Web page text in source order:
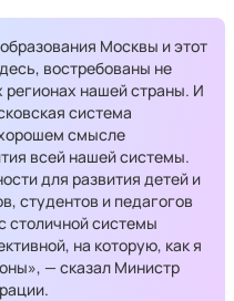
Москвы и этот
востребованы не
регионах нашей страны. И
система
смысле
всей нашей системы.
для развития детей и
студентов и педагогов
столичной системы
на которую, как я
— сказал Министр